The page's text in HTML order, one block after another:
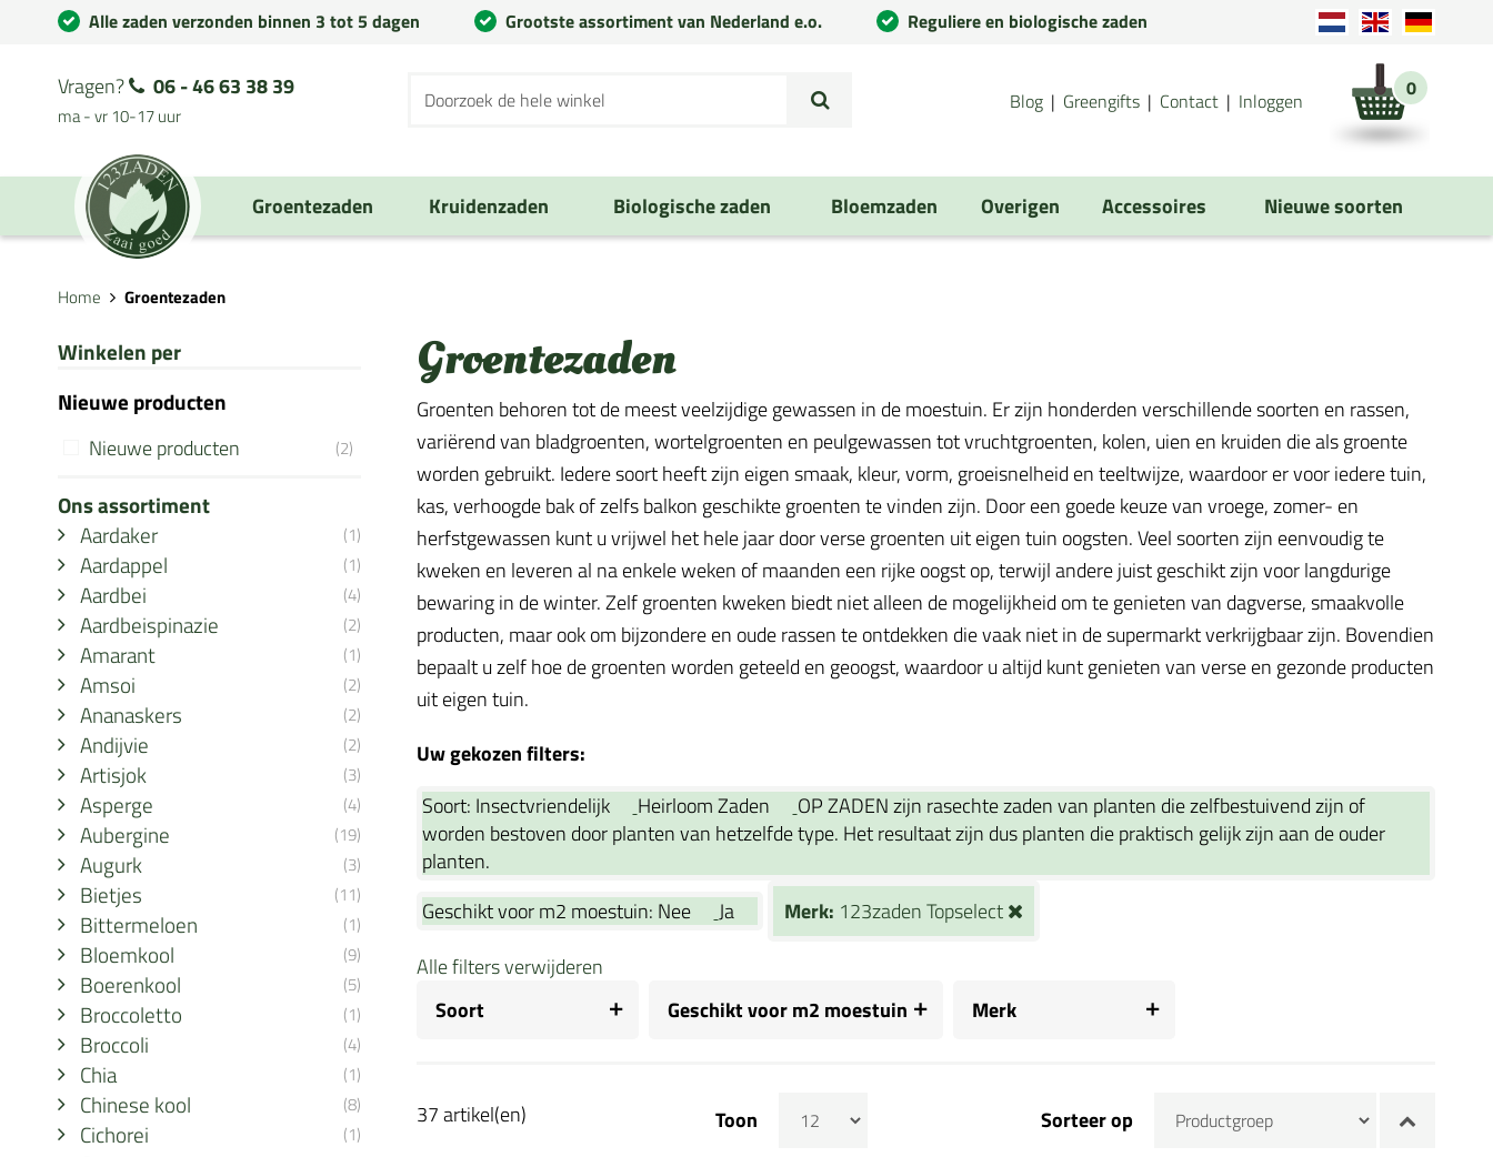
Alle zaden verzonden binnen 3 tot 5 dagen Grootste assortiment van Nederland e.o. Reguliere en biologische zaden
Vragen? 06 - 46 63 38 39
ma - vr 10-17 uur
Blog Greengifts Contact Inloggen 0
Groentezaden Kruidenzaden Biologische zaden Bloemzaden Overigen Accessoires Nieuwe soorten
Home Groentezaden
Winkelen per
Nieuwe producten
Nieuwe producten (2)
Ons assortiment
Aardaker
(1)
Aardappel (1)
Aardbei (4)
Aardbeispinazie (2)
Amarant (1)
Amsoi (2)
Ananaskers (2)
Andijvie (2)
Artisjok (3)
Asperge (4)
Aubergine (19)
Augurk (3)
Bietjes (11)
Bittermeloen (1)
Bloemkool (9)
Boerenkool (5)
Broccoletto (1)
Broccoli (4)
Chia (1)
Chinese kool (8)
Cichorei (1)
Groentezaden
Groenten behoren tot de meest veelzijdige gewassen in de moestuin. Er zijn honderden verschillende soorten en rassen,
variërend van bladgroenten, wortelgroenten en peulgewassen tot vruchtgroenten, kolen, uien en kruiden die als groente
worden gebruikt. Iedere soort heeft zijn eigen smaak, kleur, vorm, groeisnelheid en teeltwijze, waardoor er voor iedere tuin,
kas, verhoogde bak of zelfs balkon geschikte groenten te vinden zijn. Door een goede keuze van vroege, zomer- en
herfstgewassen kunt u vrijwel het hele jaar door verse groenten uit eigen tuin oogsten. Veel soorten zijn eenvoudig te
kweken en leveren al na enkele weken of maanden een rijke oogst op, terwijl andere juist geschikt zijn voor langdurige
bewaring in de winter. Zelf groenten kweken biedt niet alleen de mogelijkheid om te genieten van dagverse, smaakvolle
producten, maar ook om bijzondere en oude rassen te ontdekken die vaak niet in de supermarkt verkrijgbaar zijn. Bovendien
bepaalt u zelf hoe de groenten worden geteeld en geoogst, waardoor u altijd kunt genieten van verse en gezonde producten
uit eigen tuin.
Uw gekozen filters:
Soort: Insectvriendelijk Heirloom Zaden
OP ZADEN zijn rasechte zaden van planten die zelfbestuivend zijn of
worden bestoven door planten van hetzelfde type. Het resultaat zijn dus planten die praktisch gelijk zijn aan de ouder
planten.
Geschikt voor m2 moestuin: Nee Ja Merk: 123zaden Topselect
Alle filters verwijderen
Soort
Geschikt voor m2 moestuin Merk
37 artikel(en) Toon Sorteer op